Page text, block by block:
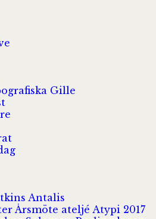
Gille
Antalis
Årsmöte ateljé Atypi 2017